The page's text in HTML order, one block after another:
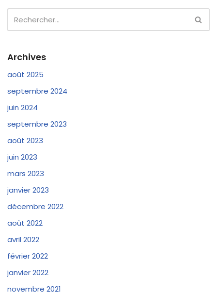
Archives
août 2025
septembre 2024
juin 2024
septembre 2023
août 2023
juin 2023
mars 2023
janvier 2023
décembre 2022
août 2022
avril 2022
février 2022
janvier 2022
novembre 2021